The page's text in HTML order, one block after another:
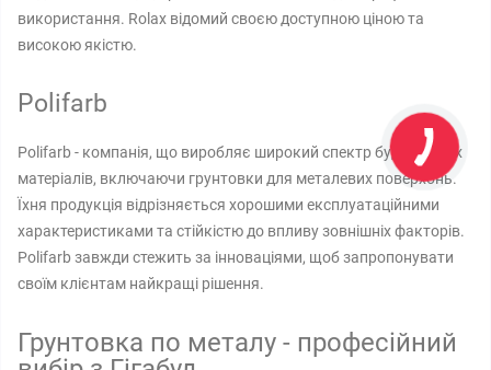
використання. Rolax відомий своєю доступною ціною та
високою якістю.
Polifarb
Polifarb - компанія, що виробляє широкий спектр будівельних
матеріалів, включаючи грунтовки для металевих поверхонь.
Їхня продукція відрізняється хорошими експлуатаційними
характеристиками та стійкістю до впливу зовнішніх факторів.
Polifarb завжди стежить за інноваціями, щоб запропонувати
своїм клієнтам найкращі рішення.
Грунтовка по металу - професійний